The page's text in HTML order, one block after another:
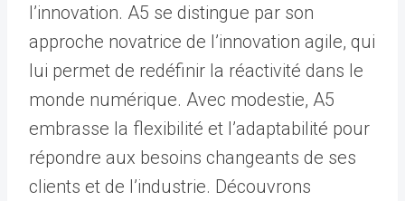
l’innovation. A5 se distingue par son
approche novatrice de l’innovation agile, qui
lui permet de redéfinir la réactivité dans le
monde numérique. Avec modestie, A5
embrasse la flexibilité et l’adaptabilité pour
répondre aux besoins changeants de ses
clients et de l’industrie. Découvrons